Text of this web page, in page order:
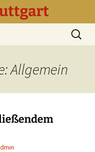
Suchen
nach:
Allgemein